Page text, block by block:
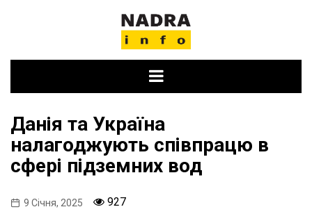
Данія та Україна
налагоджують співпрацю в
сфері підземних вод
9 Січня, 2025 927